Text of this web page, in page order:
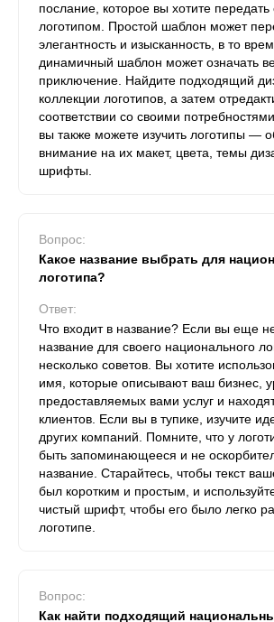
послание, которое вы хотите передать
логотипом. Простой шаблон может
элегантность и изысканность, в то
динамичный шаблон может означать
приключение. Найдите подходящий
коллекции логотипов, а затем
соответствии со своими
вы также можете изучить логотипы —
внимание на их макет, цвета, темы
шрифты.
Вопрос:
Какое название выбрать для
логотипа?
Ответ:
Что входит в название? Если вы еще
название для своего национального
несколько советов. Вы хотите
имя, которые описывают ваш бизнес,
предоставляемых вами услуг и
клиентов. Если вы в тупике, изучите
других компаний. Помните, что у
быть запоминающееся и не
название. Старайтесь, чтобы текст
был коротким и простым, и
чистый шрифт, чтобы его было легко
логотипе.
Вопрос:
Как найти подходящий